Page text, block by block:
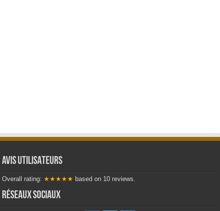
AVIS UTILISATEURS
Overall rating: ★★★★★ based on 10 reviews.
Réseaux sociaux